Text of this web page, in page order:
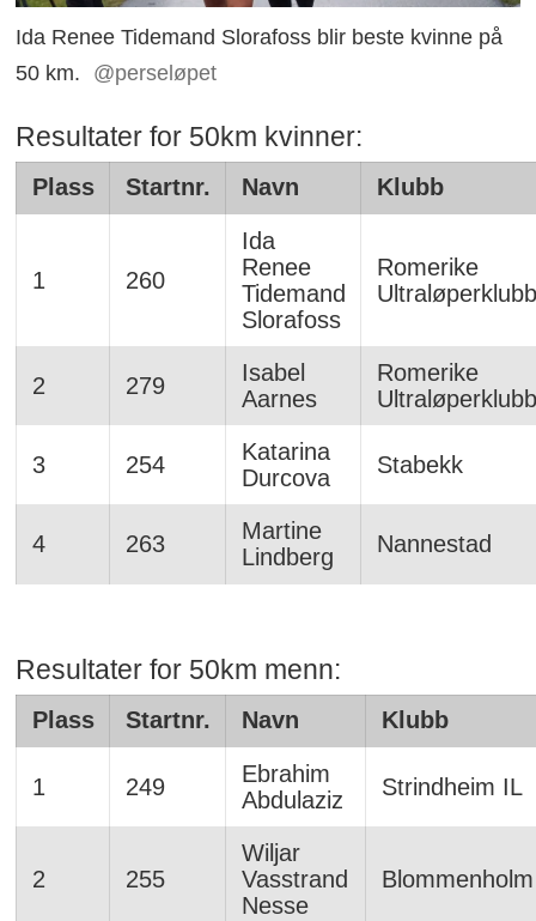
Ida Renee Tidemand Slorafoss blir beste kvinne på
50 km.
@perseløpet
Resultater for 50km kvinner:
Plass Startnr. Navn Klubb
1 260
Ida
Renee
Tidemand
Slorafoss
Romerike
Ultraløperklubb
2 279
Isabel
Aarnes
Romerike
Ultraløperklubb
3 254
Katarina
Durcova
Stabekk
4 263
Martine
Lindberg
Nannestad
Resultater for 50km menn:
Plass Startnr. Navn Klubb
1 249
Ebrahim
Abdulaziz
Strindheim IL
2 255
Wiljar
Vasstrand
Nesse
Blommenholm